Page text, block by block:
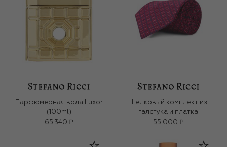
Парфюмерная вода Luxor
(100ml)
65 340 ₽
Шелковый комплект из
галстука и платка
55 000 ₽